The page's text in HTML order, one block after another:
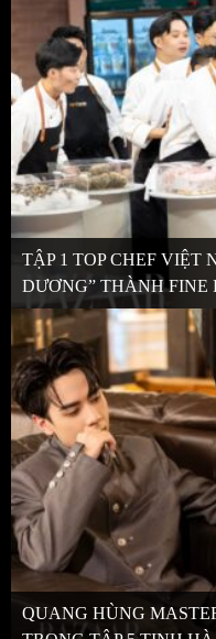
TẬP 1 TOP CHEF VIỆT
DƯƠNG” THÀNH FINE
QUANG HÙNG